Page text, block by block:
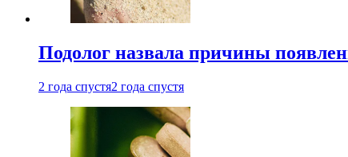
Подолог назвала причины
2 года спустя2 года спустя